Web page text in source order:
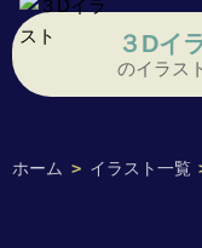
ホーム > イラスト一覧
３Dイ
のイラスト